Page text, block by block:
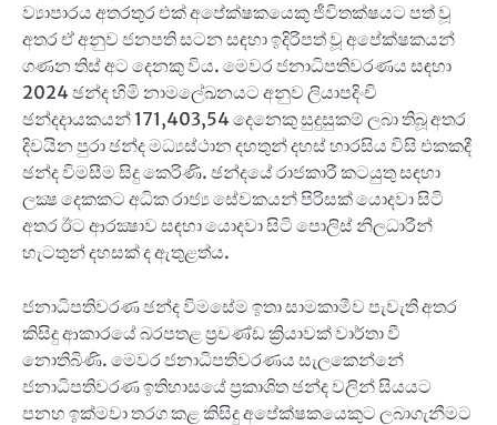
ව්‍යාපාරය අතරතුර එක් අපේක්ෂකයෙකු ජීවිතක්ෂයට පත් වූ
අතර ඒ අනුව ජනපති සටන සඳහා ඉදිරිපත් වූ අපේක්ෂකයන්
ගණන තිස් අට දෙනකු විය. මෙවර ජනාධිපතිවරණය සඳහා
2‍024 ඡන්ද හිමි නාමලේඛනයට අනුව ලියාපදිංචි
ඡන්දදායකයන් 171,403,54 දෙනෙකු සුදුසුකම් ලබා තිබූ අතර
දිවයින පුරා ඡන්ද මධ්‍යස්ථාන දහතුන් දහස් හාරසිය විසි එකකදී
ඡන්ද විමසීම සිදු කෙරිණි. ඡන්දයේ රාජකාරී කටයුතු සඳහා
ලක්‍ෂ දෙකකට අධික රාජ්‍ය සේවකයන් පිරිසක් යොදවා සිටි
අතර ඊට ආරක්‍ෂාව සඳහා යොදවා සිටි පොලිස් නිලධාරීන්
හැටතුන් දහසක් ද ඇතුළත්ය.
ජනාධිපතිවරණ ඡන්ද විමසේම ඉතා සාමකාමීව පැවැති අතර
කිසිදු ආකාරයේ බරපතළ ප්‍රචණ්ඩ ක්‍රියාවක් වාර්තා වී
නොතිබිණි. මෙවර ජනාධිපතිවරණය සැලකෙන්නේ
ජනාධිපතිවරණ ඉතිහාසයේ ප්‍රකාශිත ඡන්ද වලින් සියයට
පනහ ඉක්මවා තරග කළ කිසිදු අපේක්ෂකයෙකුට ලබාගැනීමට